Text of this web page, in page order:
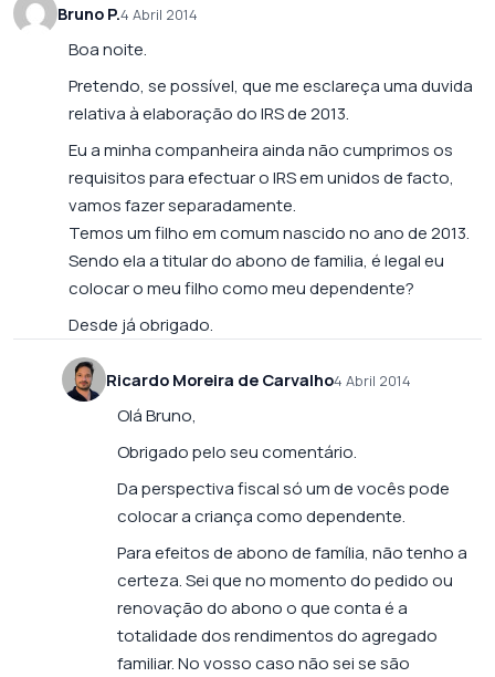
Bruno P.4 Abril 2014
Boa noite.
Pretendo, se possível, que me esclareça uma duvida
relativa à elaboração do IRS de 2013.
Eu a minha companheira ainda não cumprimos os
requisitos para efectuar o IRS em unidos de facto,
vamos fazer separadamente.
Temos um filho em comum nascido no ano de 2013.
Sendo ela a titular do abono de familia, é legal eu
colocar o meu filho como meu dependente?
Desde já obrigado.
Ricardo Moreira de Carvalho4 Abril 2014
Olá Bruno,
Obrigado pelo seu comentário.
Da perspectiva fiscal só um de vocês pode
colocar a criança como dependente.
Para efeitos de abono de família, não tenho a
certeza. Sei que no momento do pedido ou
renovação do abono o que conta é a
totalidade dos rendimentos do agregado
familiar. No vosso caso não sei se são